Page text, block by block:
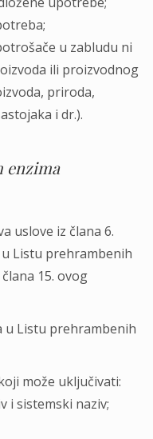
u zabludu ni
ili proizvodnog
priroda,
i dr.).
enzima
uslove iz člana 6.
Listu prehrambenih
15. ovog
u Listu prehrambenih
može uklјučivati:
i sistemski naziv;